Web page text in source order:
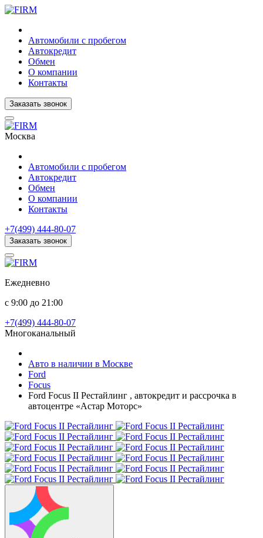
Автомобили с пробегом
Автокредит
Обмен
О компании
Контакты
Заказать звонок
Москва
Автомобили с пробегом
Автокредит
Обмен
О компании
Контакты
+7(499) 444-80-07
Заказать звонок
Ежедневно
с 9:00 до 21:00
+7(499) 444-80-07
Многоканальный
Авто в наличии в Москве
Ford
Focus
Ford Focus II Рестайлинг , автокредит и рассрочка в
автоцентре «Астар Моторс»